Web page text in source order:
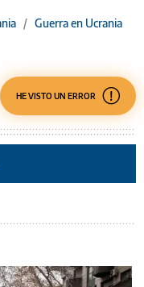
/ Guerra en Ucrania
HE VISTO UN ERROR